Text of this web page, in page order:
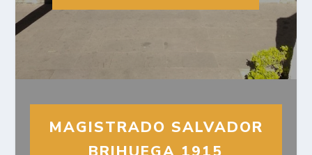
MAGISTRADO SALVADOR